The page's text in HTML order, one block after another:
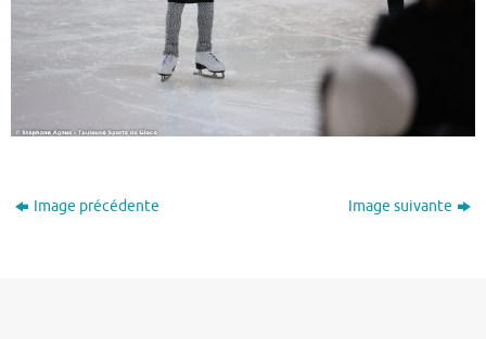
Image précédente Image suivante